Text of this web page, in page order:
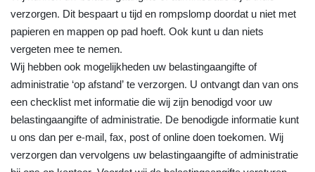
verzorgen. Dit bespaart u tijd en rompslomp doordat u niet met
papieren en mappen op pad hoeft. Ook kunt u dan niets
vergeten mee te nemen.
Wij hebben ook mogelijkheden uw belastingaangifte of
administratie ‘op afstand’ te verzorgen. U ontvangt dan van ons
een checklist met informatie die wij zijn benodigd voor uw
belastingaangifte of administratie. De benodigde informatie kunt
u ons dan per e-mail, fax, post of online doen toekomen. Wij
verzorgen dan vervolgens uw belastingaangifte of administratie